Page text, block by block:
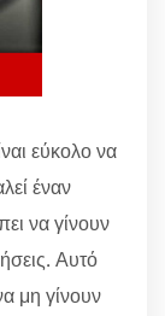
εύκολο να
έναν
να γίνουν
Αυτό
μη γίνουν